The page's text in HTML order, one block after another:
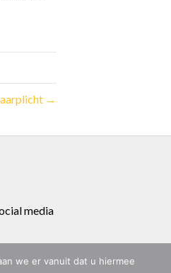
→
media
we er vanuit dat u hiermee